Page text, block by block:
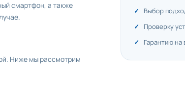
смартфон, а также
Ниже мы рассмотрим
Выбор
Проверку
Гарантию